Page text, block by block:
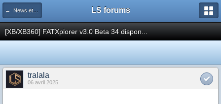
← News et actualités postées sur LS LS forums
[XB/XB360] FATXplorer v3.0 Beta 34 dispon...
tralala
06 avril 2025